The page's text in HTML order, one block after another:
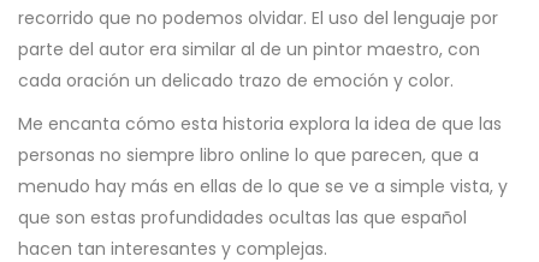
recorrido que no podemos olvidar. El uso del lenguaje por
parte del autor era similar al de un pintor maestro, con
cada oración un delicado trazo de emoción y color.
Me encanta cómo esta historia explora la idea de que las
personas no siempre libro online​ lo que parecen, que a
menudo hay más en ellas de lo que se ve a simple vista, y
que son estas profundidades ocultas las que español
hacen tan interesantes y complejas.